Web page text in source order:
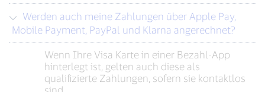
Mobile Payment, PayPal und Klarna angerechnet?
Wenn Ihre Visa Karte in einer Bezahl-App
hinterlegt ist, gelten auch diese als
qualifizierte Zahlungen, sofern sie kontaktlos
sind.